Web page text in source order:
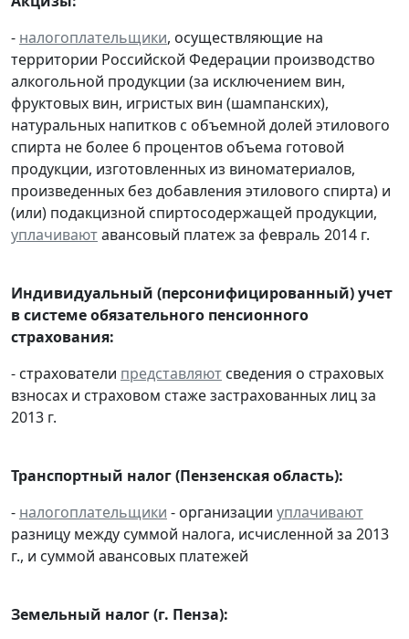
- налогоплательщики, осуществляющие на
территории Российской Федерации производство
алкогольной продукции (за исключением вин,
фруктовых вин, игристых вин (шампанских),
натуральных напитков с объемной долей этилового
спирта не более 6 процентов объема готовой
продукции, изготовленных из виноматериалов,
произведенных без добавления этилового спирта) и
(или) подакцизной спиртосодержащей продукции,
уплачиваютавансовый платеж за февраль 2014 г.
Индивидуальный (персонифицированный) учет
в системе обязательного пенсионного
страхования:
- страхователи представляют сведения о страховых
взносах и страховом стаже застрахованных лиц за
2013 г.
Транспортный налог (Пензенская область):
- налогоплательщики - организации уплачивают
разницу между суммой налога, исчисленной за 2013
г., и суммой авансовых платежей
Земельный налог (г. Пенза):